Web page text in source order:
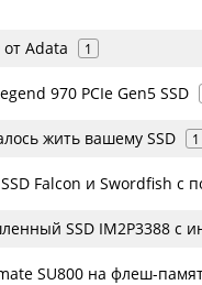
Adata 1
970 PCIe Gen5 SSD
жить вашему SSD 1
Falcon и Swordfish с
SSD IM2P3388 с
SU800 на флеш-